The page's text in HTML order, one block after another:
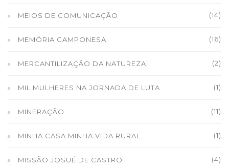
MEIOS DE COMUNICAÇÃO (14)
MEMÓRIA CAMPONESA (16)
MERCANTILIZAÇÃO DA NATUREZA (2)
MIL MULHERES NA JORNADA DE LUTA (1)
MINERAÇÃO (11)
MINHA CASA MINHA VIDA RURAL (1)
MISSÃO JOSUÉ DE CASTRO (4)